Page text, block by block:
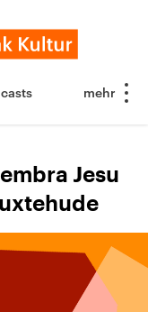
Jesu